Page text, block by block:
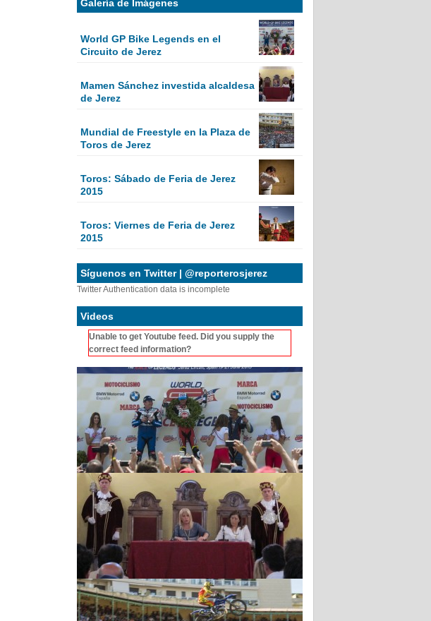
Galería de Imágenes
World GP Bike Legends en el
Circuito de Jerez
Mamen Sánchez investida alcaldesa
de Jerez
Mundial de Freestyle en la Plaza de
Toros de Jerez
Toros: Sábado de Feria de Jerez
2015
Toros: Viernes de Feria de Jerez
2015
Síguenos en Twitter | @reporterosjerez
Twitter Authentication data is incomplete
Videos
Unable to get Youtube feed. Did you supply the
correct feed information?